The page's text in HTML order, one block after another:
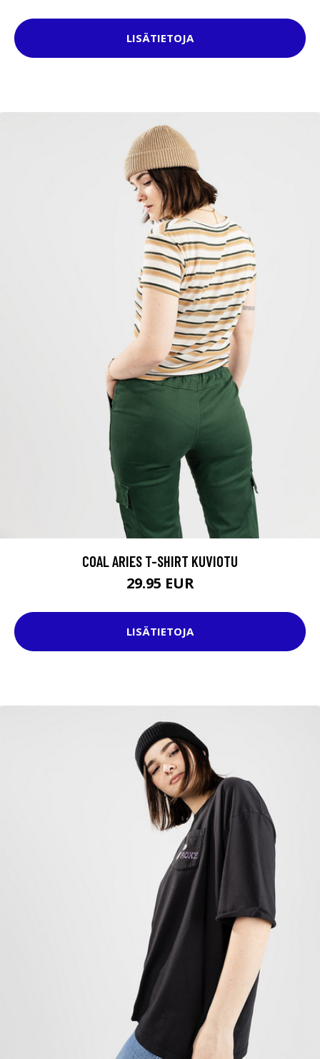
LISÄTIETOJA
COAL ARIES T-SHIRT KUVIOTU
29.95 EUR
LISÄTIETOJA